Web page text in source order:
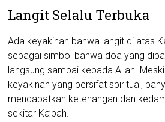
Langit Selalu Terbuka
Ada keyakinan bahwa langit di atas
sebagai simbol bahwa doa yang
langsung sampai kepada Allah.
keyakinan yang bersifat spiritual,
mendapatkan ketenangan dan
sekitar Ka’bah.